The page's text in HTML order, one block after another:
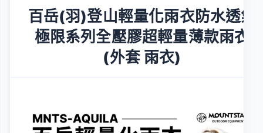
百岳(羽)登山輕量化雨衣防水透氣
極限系列全壓膠超輕量薄款雨衣
(外套 雨衣)